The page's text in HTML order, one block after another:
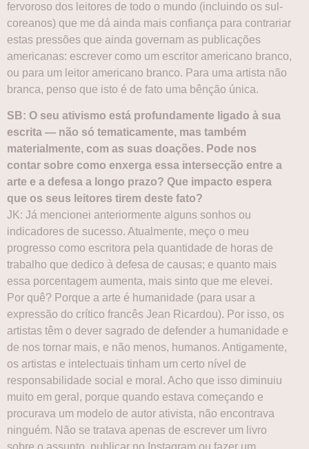
fervoroso dos leitores de todo o mundo (incluindo os sul-
coreanos) que me dá ainda mais confiança para contrariar
estas pressões que ainda governam as publicações
americanas: escrever como um escritor americano branco,
ou para um leitor americano branco. Para uma artista não
branca, penso que isto é de fato uma bênção única.
SB: O seu ativismo está profundamente ligado à sua
escrita — não só tematicamente, mas também
materialmente, com as suas doações. Pode nos
contar sobre como enxerga essa intersecção entre a
arte e a defesa a longo prazo? Que impacto espera
que os seus leitores tirem deste fato?
JK: Já mencionei anteriormente alguns sonhos ou
indicadores de sucesso. Atualmente, meço o meu
progresso como escritora pela quantidade de horas de
trabalho que dedico à defesa de causas; e quanto mais
essa porcentagem aumenta, mais sinto que me elevei.
Por quê? Porque a arte é humanidade (para usar a
expressão do crítico francês Jean Ricardou). Por isso, os
artistas têm o dever sagrado de defender a humanidade e
de nos tornar mais, e não menos, humanos. Antigamente,
os artistas e intelectuais tinham um certo nível de
responsabilidade social e moral. Acho que isso diminuiu
muito em geral, porque quando estava começando e
procurava um modelo de autor ativista, não encontrava
ninguém. Não se tratava apenas de escrever um livro